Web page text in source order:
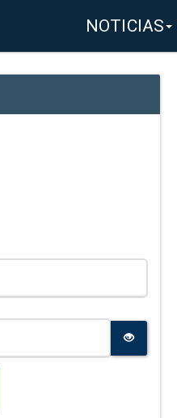
NOTICIAS